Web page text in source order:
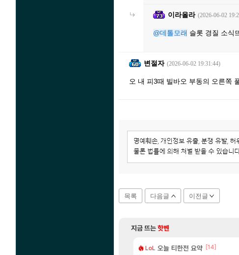
이라올라 (2026-06-02
@데톨모래 슬롯 경질 소식
변절자 (2026-06-02 19:31:44)
오 내 피3때 빌바오 부동의 오른쪽
목록 다음글 이전글
지금 뜨는핫벤
LoL 오늘 티한전 요약 [14]
섭컬겜 포트나이트에서 명일방주